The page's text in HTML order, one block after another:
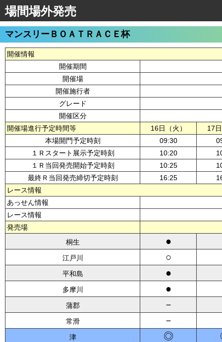
場間場外発売
マンスリーＢＯＡＴＲＡＣＥ杯
開催情報
開催期間
開催場
開催施行者
グレード
開催区分
開催場進行予定時間等
16日（火）
17
本場開門予定時刻
09:30
１Ｒスタート展示予定時刻
10:20
１Ｒ当回発売開始予定時刻
10:25
最終Ｒ当回発売締切予定時刻
16:25
レース情報
あっせん情報
レース情報
発売場
桐生
●
江戸川 ○
平和島 ●
多摩川 ●
蒲郡 －
常滑 －
津 ◎